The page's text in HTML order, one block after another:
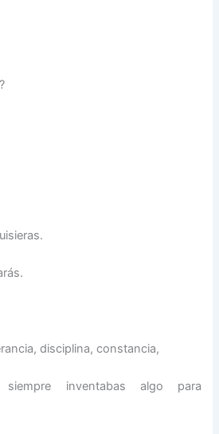
disciplina, constancia,
siempre inventabas algo para